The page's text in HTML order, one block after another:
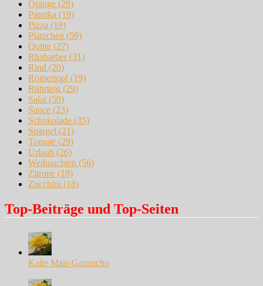
Orange (28)
Paprika (19)
Pizza (19)
Plätzchen (59)
Quitte (27)
Rhabarber(31)
Rind (20)
Römertopf(19)
Rührteig (29)
Salat(50)
Sauce (23)
Schokolade (35)
Spargel (21)
Tomate (29)
Urlaub (26)
Weihnachten (56)
Zitrone (18)
Zucchini (18)
Top-Beiträge und Top-Seiten
Kalte Mais-Gazpacho